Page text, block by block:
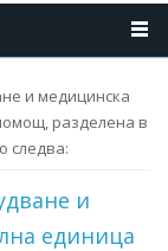
и медицинска
разделена в
следва:
и
единица